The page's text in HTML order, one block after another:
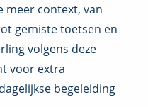
meer context, van
gemiste toetsen en
volgens deze
voor extra
begeleiding